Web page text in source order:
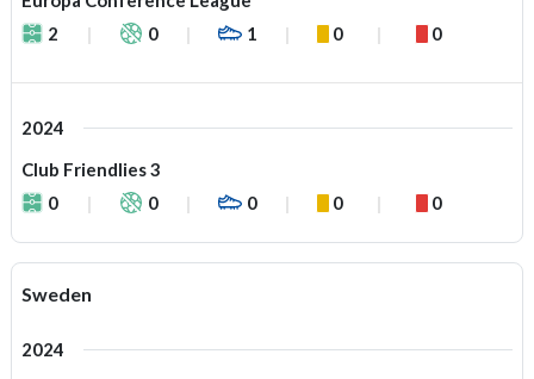
2
0 1 0 0
2024
Club Friendlies 3
0
0 0 0 0
Sweden
2024